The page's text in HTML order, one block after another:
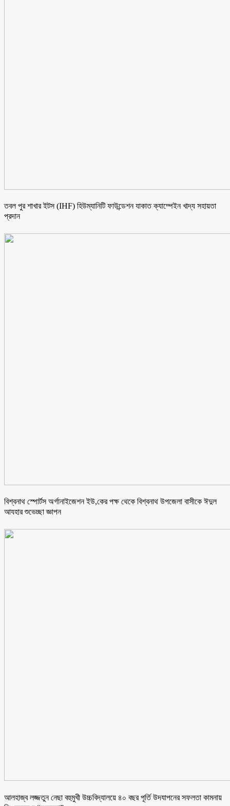
তবল পুর শাখার ইটস (IHF) হিউম্যানিটি ফাউন্ডেশন যাকাত ক্যাম্পেইন খাদ্য সহায়তা
প্রদান
বিশ্বনাথ স্পোর্টস অর্গানাইজেশন ইউ,কের পক্ষ থেকে বিশ্বনাথ উপজেলা বাসীকে ঈদুল
আযহার শুভেচ্ছা জ্ঞাপন
আলহাজ্ব লজ্জতুন নেছা বহুমুখী উচ্চবিদ্যালয়ে ৪০ বছর পূর্তি উদযাপনের সফলতা কামনায়